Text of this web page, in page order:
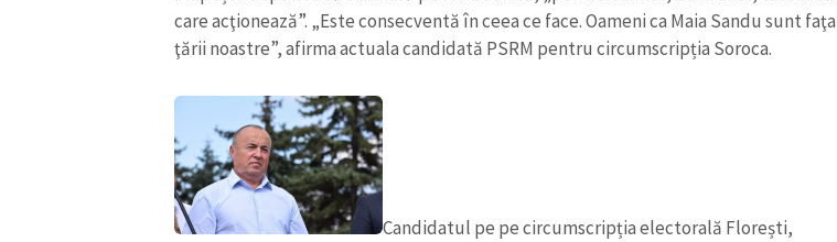
care acţionează”. „Este consecventă în ceea ce face. Oameni ca Maia Sandu sunt faţa
ţării noastre”, afirma actuala candidată PSRM pentru circumscripția Soroca.
Candidatul pe pe circumscripția electorală Florești,